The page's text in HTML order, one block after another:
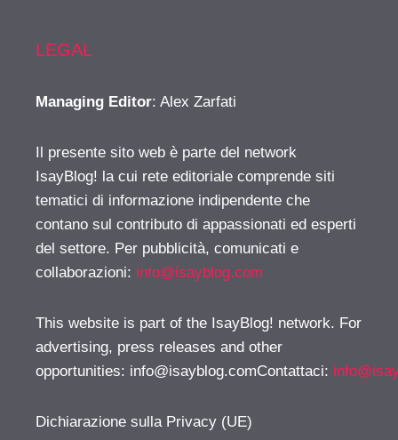
LEGAL
Managing Editor: Alex Zarfati
Il presente sito web è parte del network
IsayBlog! la cui rete editoriale comprende siti
tematici di informazione indipendente che
contano sul contributo di appassionati ed esperti
del settore. Per pubblicità, comunicati e
collaborazioni: info@isayblog.com
This website is part of the IsayBlog! network. For
advertising, press releases and other
opportunities: info@isayblog.comContattaci:
Dichiarazione sulla Privacy (UE)